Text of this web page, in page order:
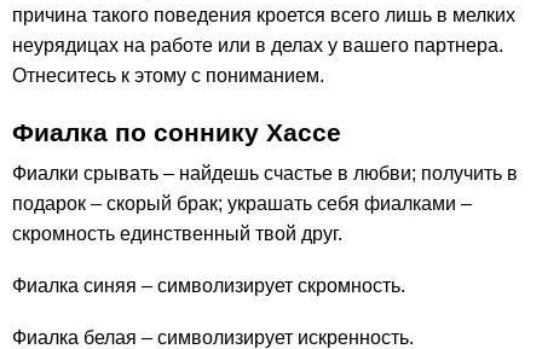
причина такого поведения кроется всего лишь в мелких
неурядицах на работе или в делах у вашего партнера.
Отнеситесь к этому с пониманием.
Фиалка по соннику Хассе
Фиалки срывать – найдешь счастье в любви; получить в
подарок – скорый брак; украшать себя фиалками –
скромность единственный твой друг.
Фиалка синяя – символизирует скромность.
Фиалка белая – символизирует искренность.